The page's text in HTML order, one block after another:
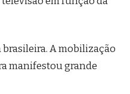
brasileira. A mobilização
manifestou grande